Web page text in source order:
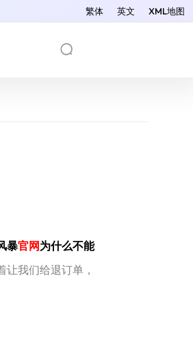
繁体 英文 XML地图
暴官网为什么不能
我们给退订单，